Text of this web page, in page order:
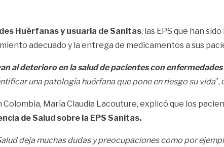
Huérfanas y usuaria de Sanitas, las EPS que han
adecuado y la entrega de medicamentos a sus
al deterioro en la salud de pacientes con
una patología huérfana que pone en riesgo su vida”,
María Claudia Lacouture, explicó que los
de Salud sobre la EPS Sanitas.
deja muchas dudas y preocupaciones como por